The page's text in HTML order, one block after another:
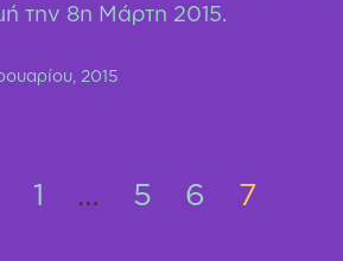
την 8η Μάρτη 2015.
2015
1 … 5 6 7